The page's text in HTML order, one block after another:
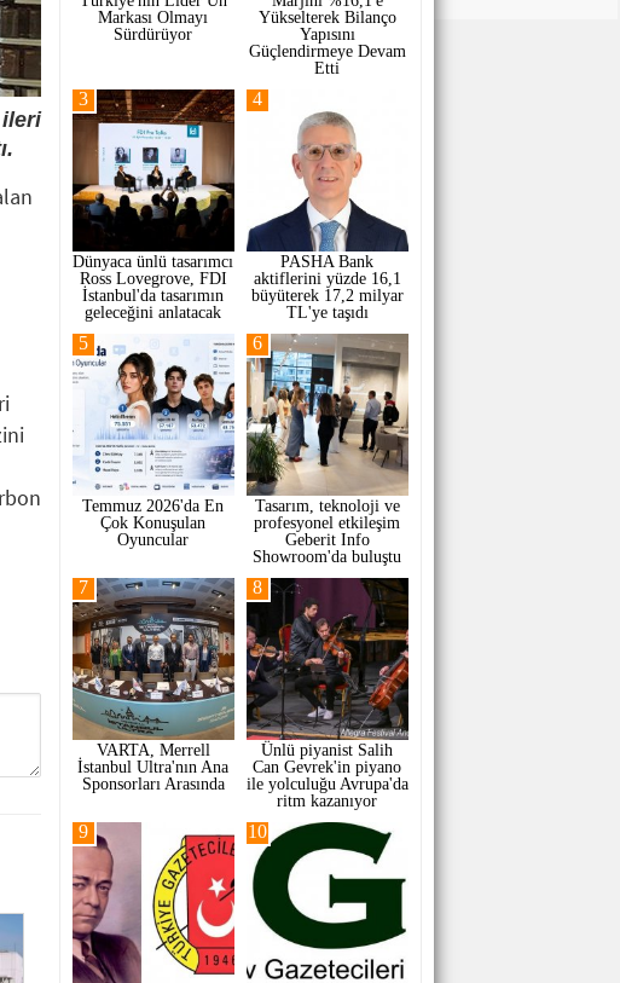
Markası Olmayı
Sürdürüyor
Yükselterek Bilanço
Yapısını
Güçlendirmeye Devam
Etti
Dünyaca ünlü tasarımcı
Ross Lovegrove, FDI
İstanbul'da tasarımın
geleceğini anlatacak
3
PASHA Bank
aktiflerini yüzde 16,1
büyüterek 17,2 milyar
TL'ye taşıdı
4
Temmuz 2026'da En
Çok Konuşulan
Oyuncular
5
Tasarım, teknoloji ve
profesyonel etkileşim
Geberit Info
Showroom'da buluştu
6
VARTA, Merrell
İstanbul Ultra'nın Ana
Sponsorları Arasında
7
Ünlü piyanist Salih
Can Gevrek'in piyano
ile yolculuğu Avrupa'da
ritm kazanıyor
8
9 10